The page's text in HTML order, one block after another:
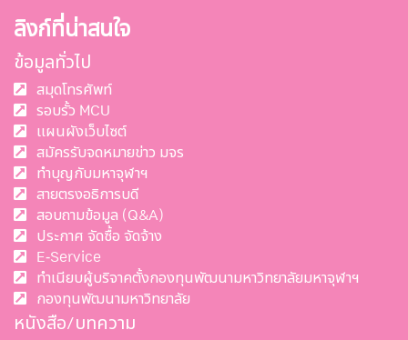
ลิงก์ที่น่าสนใจ
ข้อมูลทั่วไป
สมุดโทรศัพท์
รอบรั้ว MCU
แผนผังเว็บไซต์
สมัครรับจดหมายข่าว มจร
ทำบุญกับมหาจุฬาฯ
สายตรงอธิการบดี
สอบถามข้อมูล (Q&A)
ประกาศ จัดซื้อ จัดจ้าง
E-Service
ทำเนียบผู้บริจาคตั้งกองทุนพัฒนามหาวิทยาลัยมหาจุฬาฯ
กองทุนพัฒนามหาวิทยาลัย
หนังสือ/บทความ